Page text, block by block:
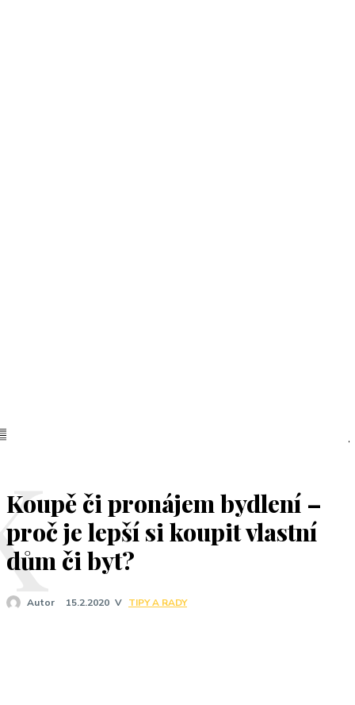
Koupě či pronájem bydlení –
proč je lepší si koupit vlastní
dům či byt?
Autor 15.2.2020 V TIPY A RADY